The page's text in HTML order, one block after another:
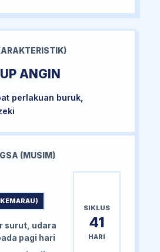
ANGIN
perlakuan buruk,
(MUSIM)
surut, udara
pagi hari
SIKLUS
41
HARI